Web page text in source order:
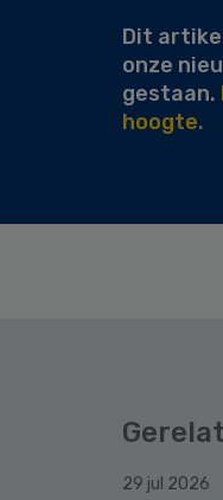
Dit
onze
gestaan.
hoogte.
29 jul 2026